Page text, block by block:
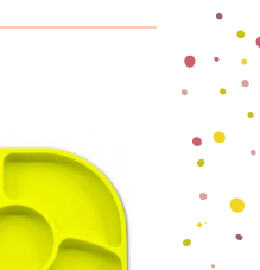
OFERTA